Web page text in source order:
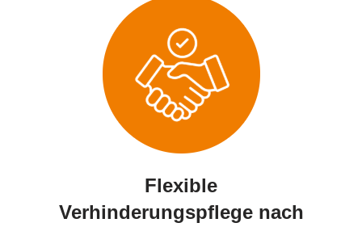
Flexible
Verhinderungspflege nach